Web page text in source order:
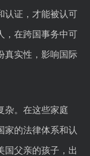
认证，才能被认可
，在跨国事务中可
真实性，影响国际
杂。在这些家庭
家的法律体系和认
国父亲的孩子，出